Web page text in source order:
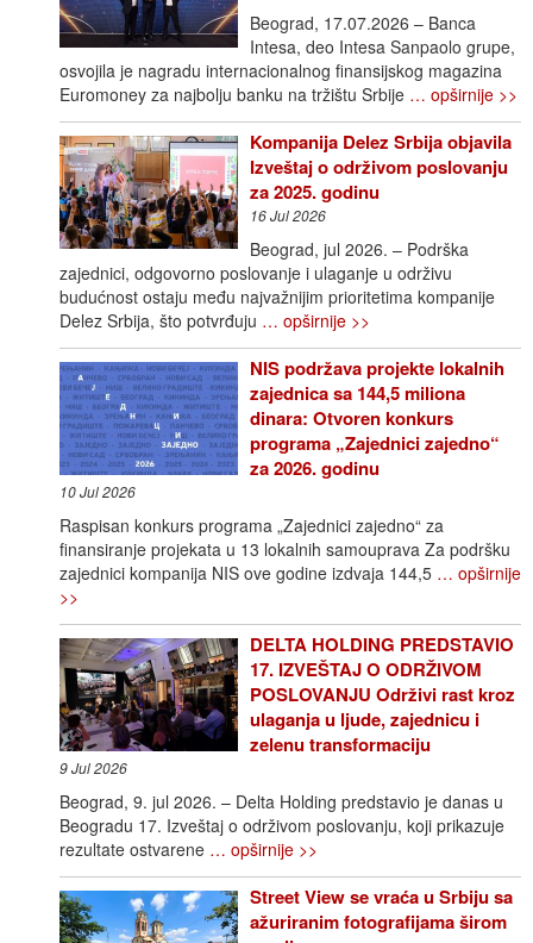
Beograd, 17.07.2026 – Banca
Intesa, deo Intesa Sanpaolo grupe,
osvojila je nagradu internacionalnog finansijskog magazina
Euromoney za najbolju banku na tržištu Srbije … opširnije >>
Kompanija Delez Srbija objavila
Izveštaj o održivom poslovanju
za 2025. godinu
16 Jul 2026
Beograd, jul 2026. – Podrška
zajednici, odgovorno poslovanje i ulaganje u održivu
budućnost ostaju među najvažnijim prioritetima kompanije
Delez Srbija, što potvrđuju … opširnije >>
NIS podržava projekte lokalnih
zajednica sa 144,5 miliona
dinara: Otvoren konkurs
programa „Zajednici zajedno“
za 2026. godinu
10 Jul 2026
Raspisan konkurs programa „Zajednici zajedno“ za
finansiranje projekata u 13 lokalnih samouprava Za podršku
zajednici kompanija NIS ove godine izdvaja 144,5 … opširnije
>>
DELTA HOLDING PREDSTAVIO
17. IZVEŠTAJ O ODRŽIVOM
POSLOVANJU Održivi rast kroz
ulaganja u ljude, zajednicu i
zelenu transformaciju
9 Jul 2026
Beograd, 9. jul 2026. – Delta Holding predstavio je danas u
Beogradu 17. Izveštaj o održivom poslovanju, koji prikazuje
rezultate ostvarene … opširnije >>
Street View se vraća u Srbiju sa
ažuriranim fotografijama širom